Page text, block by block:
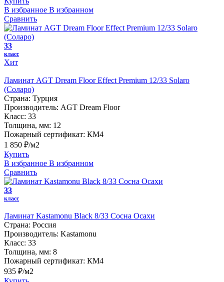
В избранное В избранном
Сравнить
33
класс
Хит
Ламинат AGT Dream Floor Effect Premium 12/33 Solaro
(Соларо)
Страна: Турция
Производитель: AGT Dream Floor
Класс: 33
Толщина, мм: 12
Пожарный сертификат: КМ4
1 850 ₽/м2
Купить
В избранное В избранном
Сравнить
33
класс
Ламинат Kastamonu Black 8/33 Сосна Осахи
Страна: Россия
Производитель: Kastamonu
Класс: 33
Толщина, мм: 8
Пожарный сертификат: КМ4
935 ₽/м2